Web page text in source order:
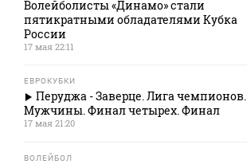
Волейболисты «Динамо» стали
пятикратными обладателями Кубка
России
17 мая 22:11
ЕВРОКУБКИ
Перуджа - Заверце. Лига чемпионов.
Мужчины. Финал четырех. Финал
17 мая 21:20
ВОЛЕЙБОЛ